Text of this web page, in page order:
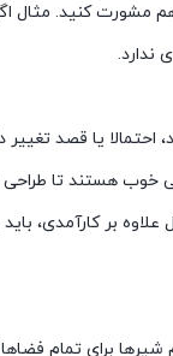
مشورت کنید. مثال
ندارد.
یا قصد
خوب هستند تا
علاوه بر کارآمدی،
برای تمام